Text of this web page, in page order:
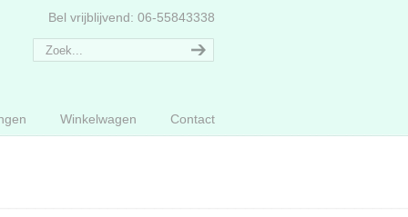
Bel vrijblijvend: 06-55843338
Winkelwagen Contact